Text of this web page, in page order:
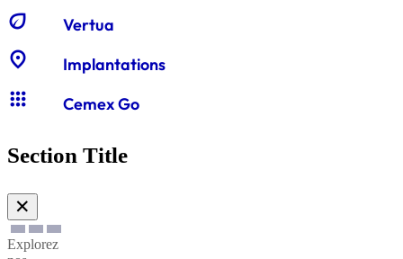
eco Vertua
location_on Implantations
apps Cemex Go
Section Title
✕
Explorez